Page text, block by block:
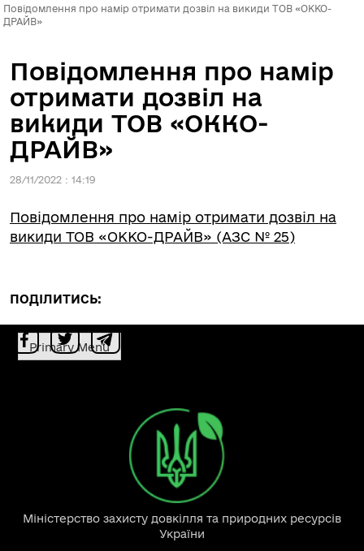
Повідомлення про намір отримати дозвіл на викиди ТОВ «ОККО-
ДРАЙВ»
Повідомлення про намір
отримати дозвіл на
викиди ТОВ «ОККО-
ДРАЙВ»
28/11/2022 : 14:19
Повідомлення про намір отримати дозвіл на
викиди ТОВ «ОККО-ДРАЙВ» (АЗС № 25)
ПОДІЛИТИСЬ:
Primary Menu
Міністерство захисту довкілля та природних ресурсів
України